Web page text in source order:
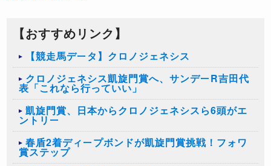
【おすすめリンク】
【競走馬データ】クロノジェネシス
クロノジェネシス凱旋門賞へ、サンデーR吉田代
表「これなら行っていい」
凱旋門賞、日本からクロノジェネシスら6頭がエ
ントリー
春盾2着ディープボンドが凱旋門賞挑戦！フォワ
賞ステップ